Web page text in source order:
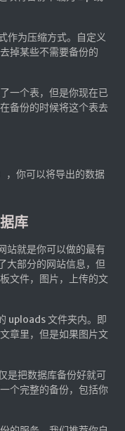
作为压缩方式。自定义
掉某些不需要备份的
一个表，但是你现在已
备份的时候将这个表去
你可以将导出的数据
库
站就是你可以做的最有
大部分的网站信息，但
文件，图片，上传的文
uploads 文件夹内。即
章里，但是如果图片文
是把数据库备份好就可
个完整的备份，包括你